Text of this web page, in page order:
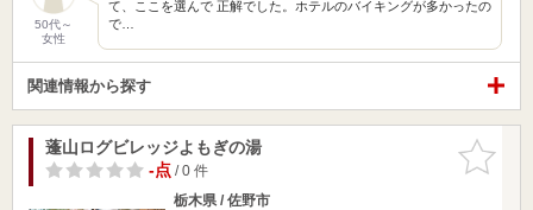
50代～
女性
て、ここを選んで 正解でした。ホテルのバイキングが多かったの
で…
関連情報から探す
お気に入
りに追加
蓬山ログビレッジよもぎの湯
-点/ 0 件
栃木県 / 佐野市